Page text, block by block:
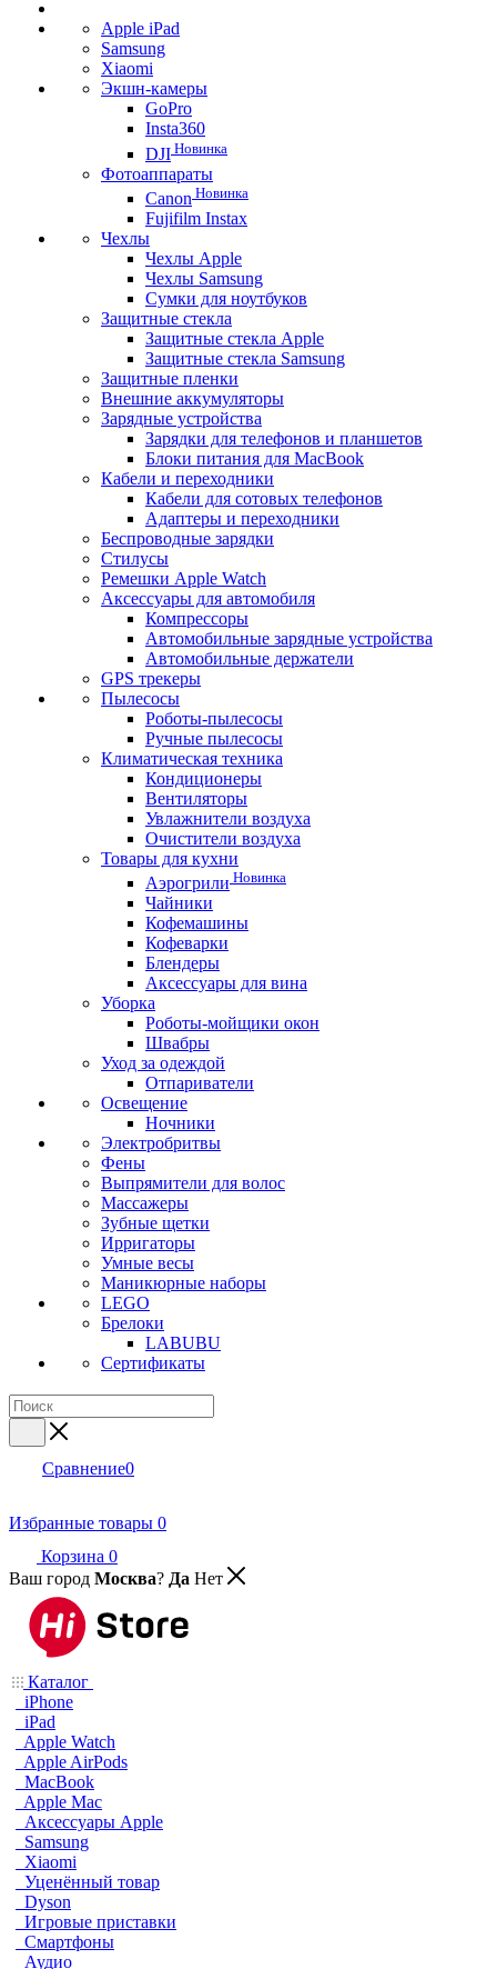
Apple iPad
Samsung
Xiaomi
Экшн-камеры
GoPro
Insta360
DJI Новинка
Фотоаппараты
Canon Новинка
Fujifilm Instax
Чехлы
Чехлы Apple
Чехлы Samsung
Сумки для ноутбуков
Защитные стекла
Защитные стекла Apple
Защитные стекла Samsung
Защитные пленки
Внешние аккумуляторы
Зарядные устройства
Зарядки для телефонов и планшетов
Блоки питания для MacBook
Кабели и переходники
Кабели для сотовых телефонов
Адаптеры и переходники
Беспроводные зарядки
Стилусы
Ремешки Apple Watch
Аксессуары для автомобиля
Компрессоры
Автомобильные зарядные устройства
Автомобильные держатели
GPS трекеры
Пылесосы
Роботы-пылесосы
Ручные пылесосы
Климатическая техника
Кондиционеры
Вентиляторы
Увлажнители воздуха
Очистители воздуха
Товары для кухни
Аэрогрили Новинка
Чайники
Кофемашины
Кофеварки
Блендеры
Аксессуары для вина
Уборка
Роботы-мойщики окон
Швабры
Уход за одеждой
Отпариватели
Освещение
Ночники
Электробритвы
Фены
Выпрямители для волос
Массажеры
Зубные щетки
Ирригаторы
Умные весы
Маникюрные наборы
LEGO
Брелоки
LABUBU
Сертификаты
Сравнение0
Избранные товары 0
Корзина 0
Ваш город Москва? Да Нет
Каталог
iPhone
iPad
Apple Watch
Apple AirPods
MacBook
Apple Mac
Аксессуары Apple
Samsung
Xiaomi
Уценённый товар
Dyson
Игровые приставки
Смартфоны
Аудио